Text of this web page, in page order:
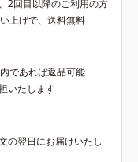
2回目以降のご利用の方
上げで、送料無料
であれば返品可能
いたします
の翌日にお届けいたし